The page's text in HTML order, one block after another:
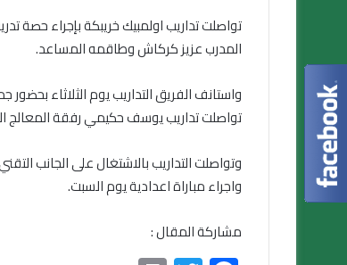
تواصلت تداريب اولمبيك خريبكة بإجراء حصة
المدرب عزيز كركاش وطاقمه المساعد.
واستانف الفريق التداريب يوم الثلاثاء
تواصلت تداريب يوسف حكيمي رفقة المعالج
وتواصلت التداريب بالاشتغال على الجانب
واجراء مباراة اعدادية يوم السبت.
مشاركة المقال :